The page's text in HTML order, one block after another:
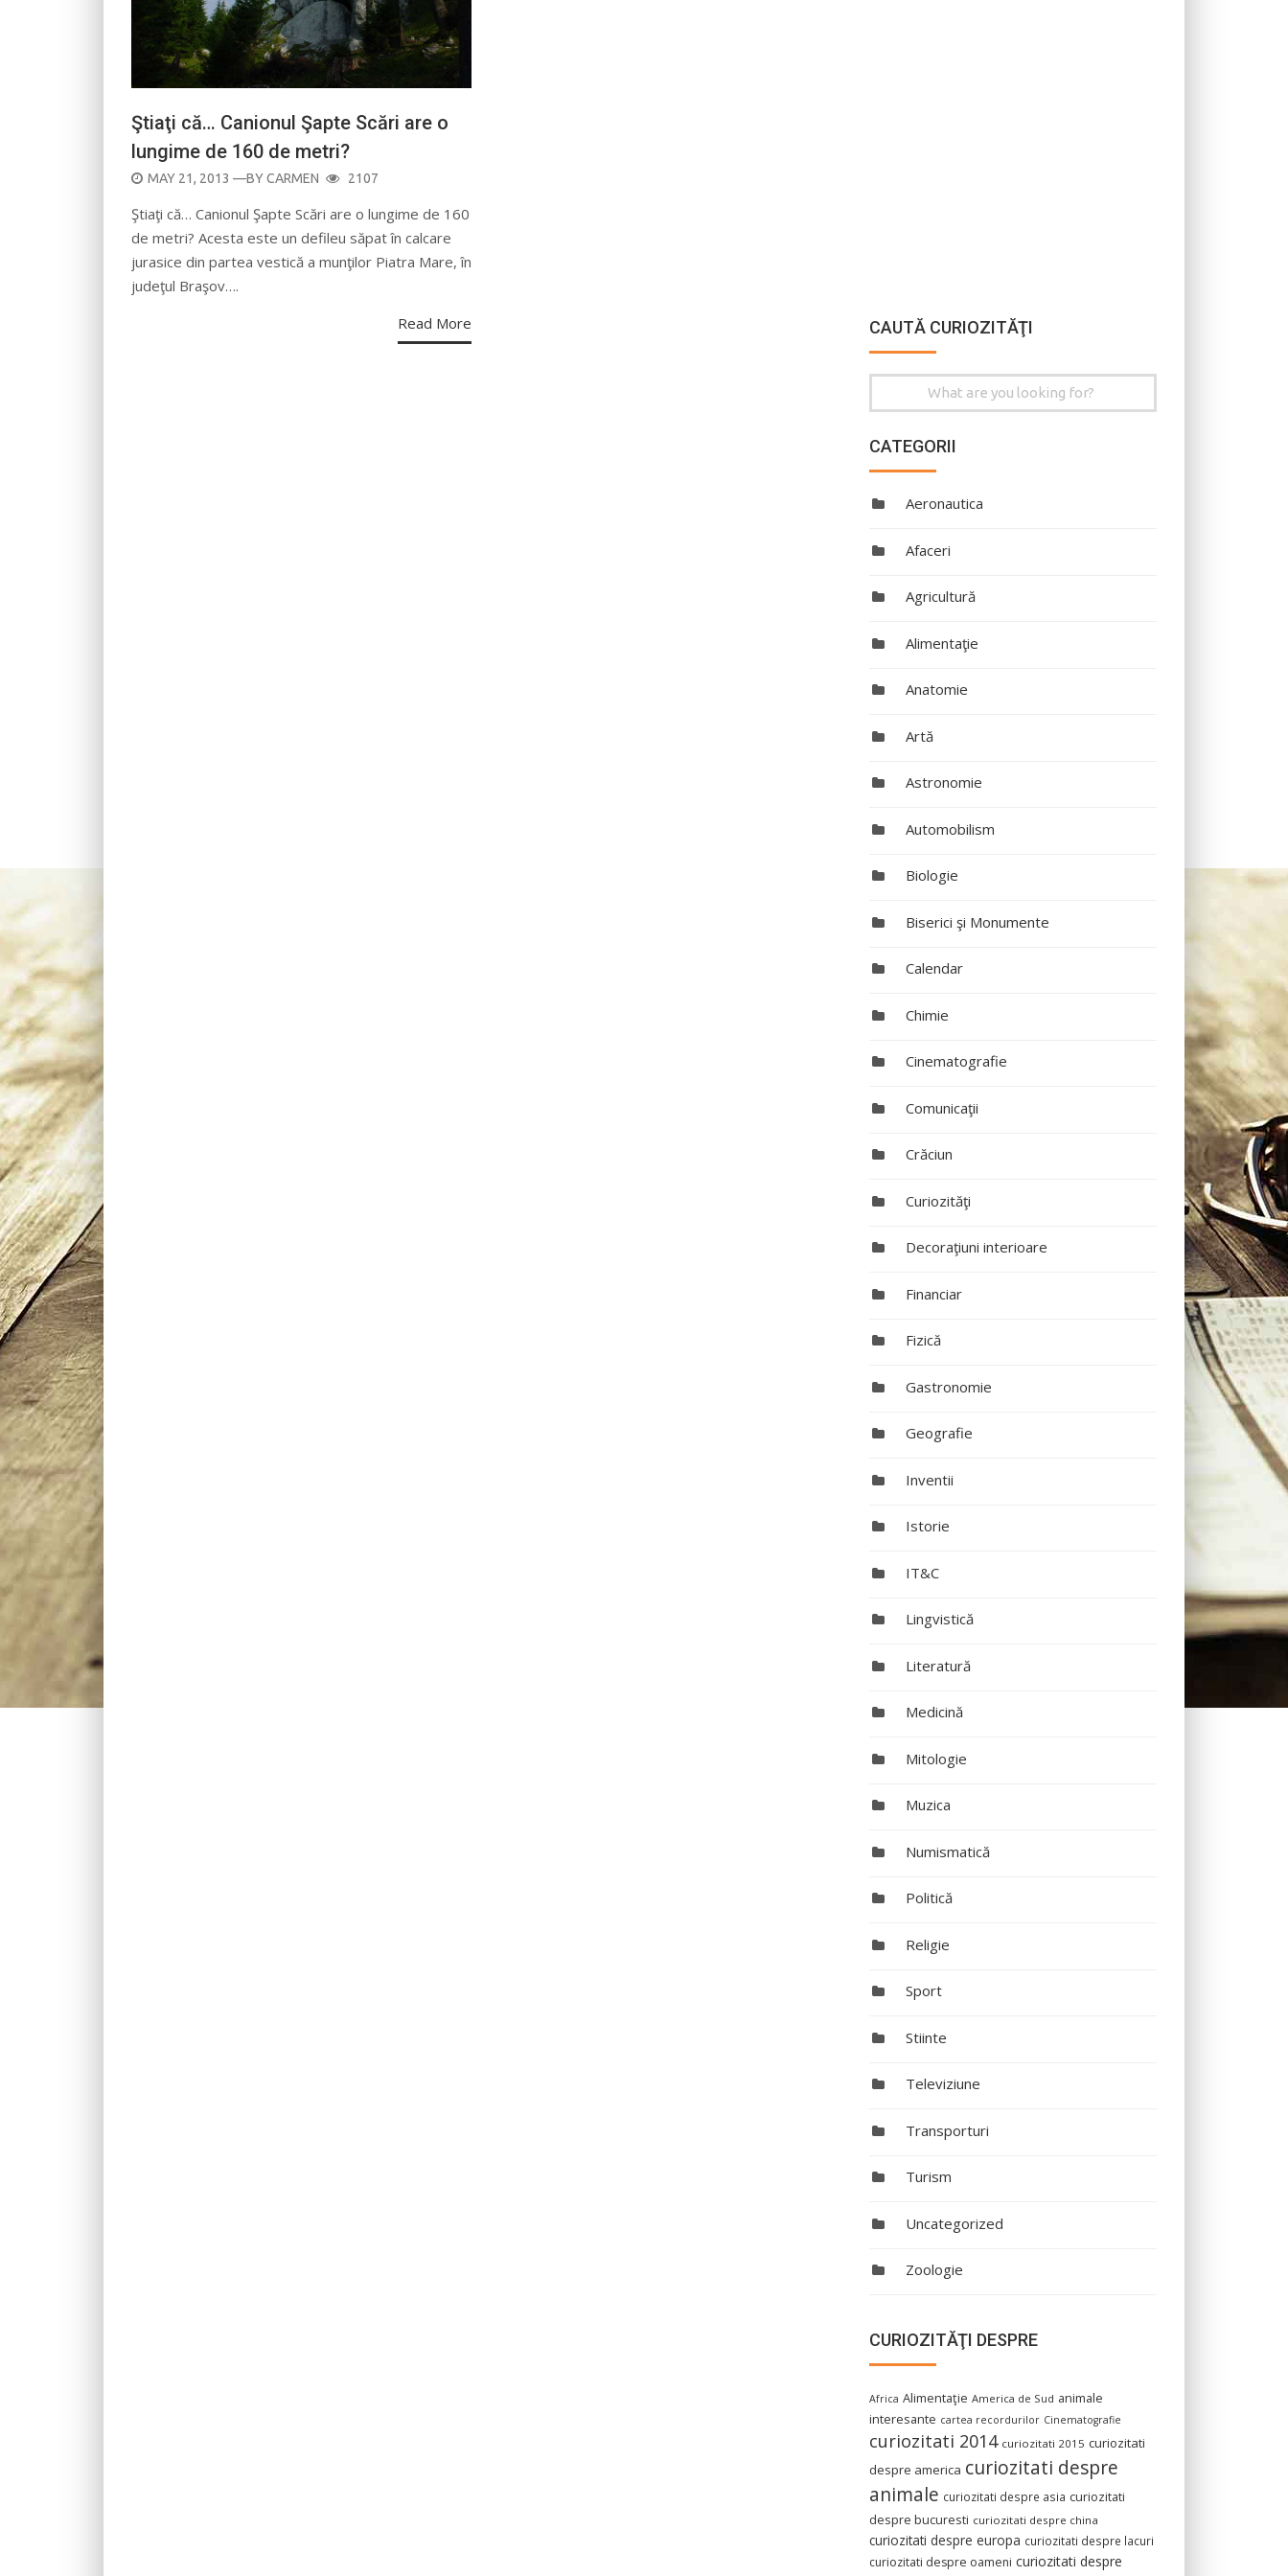
Ştiaţi că… Canionul Şapte Scări are o
lungime de 160 de metri?
POSTED
MAY 21, 2013 —BYCARMEN 2107
Ştiaţi că… Canionul Şapte Scări are o lungime de 160
de metri? Acesta este un defileu săpat în calcare
jurasice din partea vestică a munţilor Piatra Mare, în
judeţul Braşov….
Read More
CAUTĂ CURIOZITĂŢI
Search
CATEGORII
Aeronautica
Afaceri
Agricultură
Alimentaţie
Anatomie
Artă
Astronomie
Automobilism
Biologie
Biserici şi Monumente
Calendar
Chimie
Cinematografie
Comunicaţii
Crăciun
Curiozităţi
Decoraţiuni interioare
Financiar
Fizică
Gastronomie
Geografie
Inventii
Istorie
IT&C
Lingvistică
Literatură
Medicină
Mitologie
Muzica
Numismatică
Politică
Religie
Sport
Stiinte
Televiziune
Transporturi
Turism
Uncategorized
Zoologie
CURIOZITĂŢI DESPRE
Africa Alimentaţie America de Sud animale
interesante cartea recordurilor Cinematografie
curiozitati 2014 curiozitati 2015 curiozitati
despre america curiozitati despre
animale curiozitati despre asia curiozitati
despre bucuresti curiozitati despre china
curiozitati despre europa curiozitati despre lacuri
curiozitati despre oameni curiozitati despre